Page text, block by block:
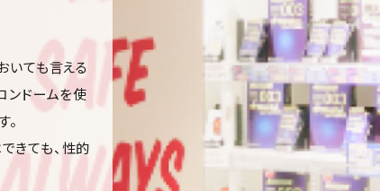
いても言える
ンドームを使
きても、性的